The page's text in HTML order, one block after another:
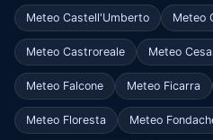
Meteo Castell'Umberto Meteo
Meteo Castroreale Meteo
Meteo Falcone Meteo Ficarra
Meteo Floresta Meteo